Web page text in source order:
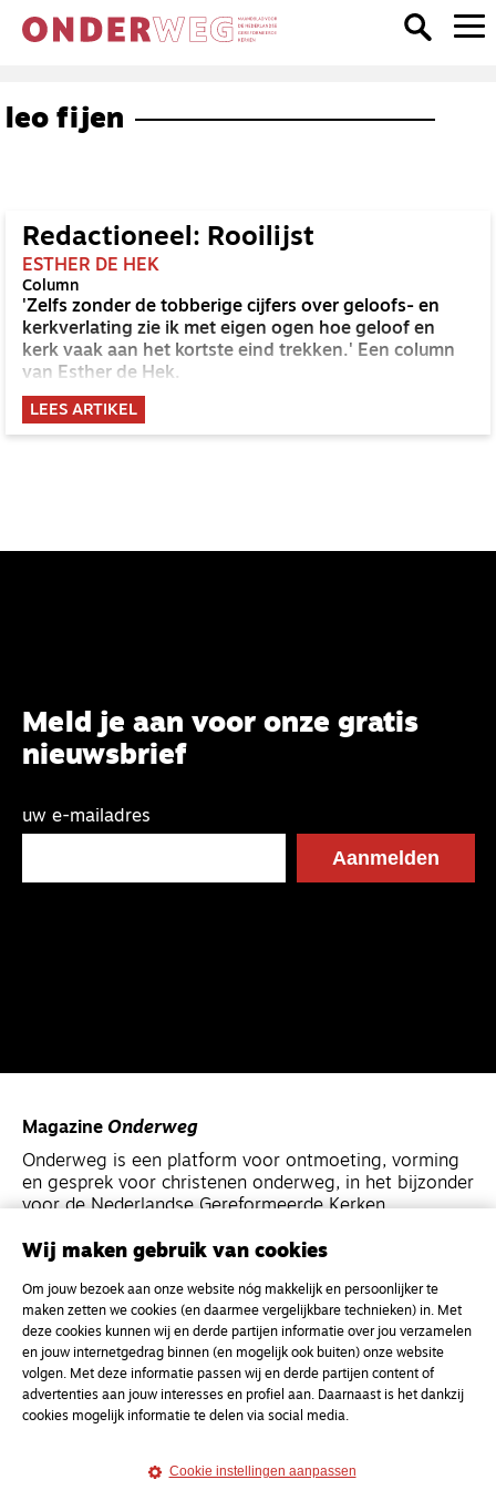
leo fijen
Redactioneel: Rooilijst
ESTHER DE HEK
Column
'Zelfs zonder de tobberige cijfers over geloofs- en
kerkverlating zie ik met eigen ogen hoe geloof en
kerk vaak aan het kortste eind trekken.' Een column
van Esther de Hek.
LEES ARTIKEL
Meld je aan voor onze gratis
nieuwsbrief
uw e-mailadres
Magazine Onderweg
Onderweg is een platform voor ontmoeting, vorming
en gesprek voor christenen onderweg, in het bijzonder
voor de Nederlandse Gereformeerde Kerken.
Magazine
Onderweg
Kvk-nummer 33277063
NL46 INGB 0117 5827 86
info@onderwegonline.nl
Wij maken gebruik van cookies
Om jouw bezoek aan onze website nóg makkelijk en persoonlijker te
maken zetten we cookies (en daarmee vergelijkbare technieken) in. Met
deze cookies kunnen wij en derde partijen informatie over jou verzamelen
en jouw internetgedrag binnen (en mogelijk ook buiten) onze website
volgen. Met deze informatie passen wij en derde partijen content of
advertenties aan jouw interesses en profiel aan. Daarnaast is het dankzij
cookies mogelijk informatie te delen via social media.
Cookie instellingen aanpassen